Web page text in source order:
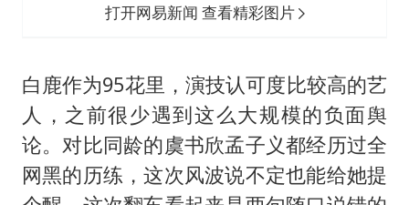
打开网易新闻 查看精彩图片
白鹿作为95花里，演技认可度比较高的艺
人，之前很少遇到这么大规模的负面舆
论。对比同龄的虞书欣孟子义都经历过全
网黑的历练，这次风波说不定也能给她提